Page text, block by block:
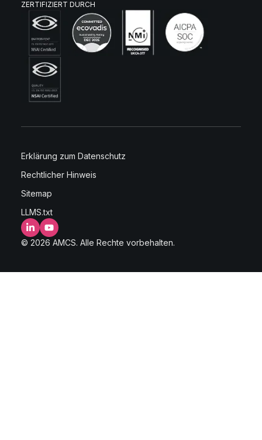
ZERTIFIZIERT DURCH
Erklärung zum Datenschutz
Rechtlicher Hinweis
Sitemap
LLMS.txt
LinkedInYouTube
© 2026 AMCS. Alle Rechte vorbehalten.